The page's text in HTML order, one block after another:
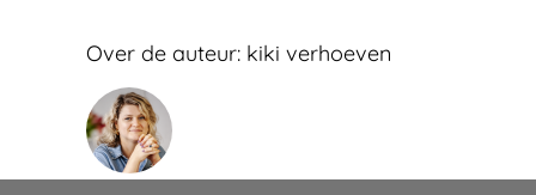
Over de auteur: kiki verhoeven